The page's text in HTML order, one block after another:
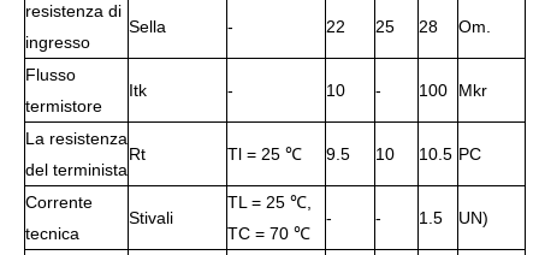
resistenza di
ingresso
Sella - 22 25 28 Om.
Flusso
termistore
Itk - 10 - 100 Mkr
La resistenza
del terminista
Rt Tl = 25 ℃ 9.5 10 10.5 PC
Corrente
tecnica
Stivali
TL = 25 ℃,
TC = 70 ℃
- - 1.5 UN)